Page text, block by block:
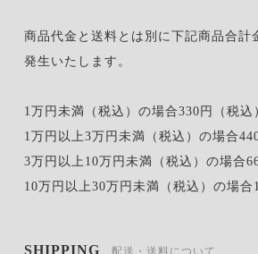
商品代金と送料とは別に下記商品合計
発生いたします。
1万円未満（税込）の場合330円（税込
1万円以上3万円未満（税込）の場合
3万円以上10万円未満（税込）の場合
10万円以上30万円未満（税込）の場合
SHIPPING 配送・送料について